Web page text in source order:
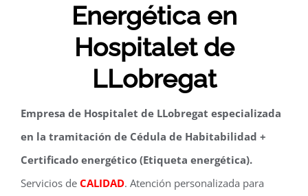
Energética en
Hospitalet de
LLobregat
Empresa de Hospitalet de LLobregat especializada
en la tramitación de Cédula de Habitabilidad +
Certificado energético (Etiqueta energética).
Servicios de CALIDAD. Atención personalizada para